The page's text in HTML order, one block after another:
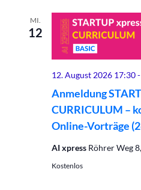
MI.
12
Anmeldung
CURRICULUM –
Online-Vorträge
12. August 2026 17:30-
AI xpress Röhrer Weg
Kostenlos